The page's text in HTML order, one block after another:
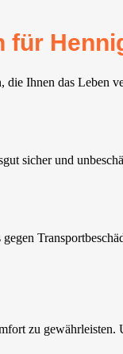
für
die Ihnen das Leben
sicher und
zu gewährleisten.